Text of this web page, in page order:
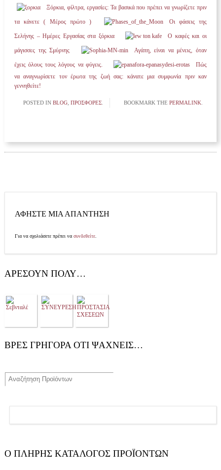
Ξόρκια, φίλτρα, εργασίες: Τα βασικά που πρέπει να γνωρίζετε πριν
τα κάνετε ( Μέρος πρώτο ) Οι φάσεις της
Σελήνης – Ημέρες Εργασίας στα ξόρκια Ο καφές και οι
μάγισσες της Σμύρνης Αγάπη, είναι να μένεις, όταν
έχεις όλους τους λόγους να φύγεις.
Πώς
να αναγνωρίσετε τον έρωτα της ζωή σας: κάνατε μια συμφωνία πριν καν
γεννηθείτε!
POSTED IN BLOG, ΠΡΟΣΦΟΡΈΣ. BOOKMARK THE PERMALINK
ΑΦΉΣΤΕ ΜΙΑ ΑΠΆΝΤΗΣΗ
Για να σχολιάσετε πρέπει να συνδεθείτε.
ΑΡΈΣΟΥΝ ΠΟΛΎ…
ΒΡΕΣ ΓΡΗΓΟΡΑ ΟΤΙ ΨΑΧΝΕΙΣ…
Ο ΠΛΉΡΗΣ ΚΑΤΆΛΟΓΟΣ ΠΡΟΪΌΝΤΩΝ